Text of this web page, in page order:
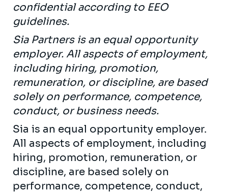
confidential according to EEO
guidelines.
Sia Partners is an equal opportunity
employer. All aspects of employment,
including hiring, promotion,
remuneration, or discipline, are based
solely on performance, competence,
conduct, or business needs.
Sia is an equal opportunity employer.
All aspects of employment, including
hiring, promotion, remuneration, or
discipline, are based solely on
performance, competence, conduct,